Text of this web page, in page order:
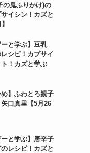
の鬼ふりかけ)の
イシン！カズと
ーと学ぶ】豆乳
シピ！カプサイ
！カズと学ぶ
め】ふわとろ親子
口真里【5月26
ーと学ぶ】唐辛子
のレシピ！カズと